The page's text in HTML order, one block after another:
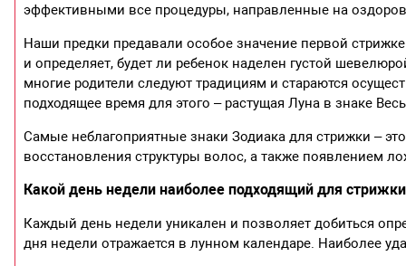
эффективными все процедуры, направленные на
Наши предки предавали особое значение первой
и определяет, будет ли ребенок наделен густой
многие родители следуют традициям и стараются
подходящее время для этого – растущая Луна в знаке
Самые неблагоприятные знаки Зодиака для стрижки –
восстановления структуры волос, а также появлением
Какой день недели наиболее подходящий для
Каждый день недели уникален и позволяет добиться
дня недели отражается в лунном календаре. Наиболее